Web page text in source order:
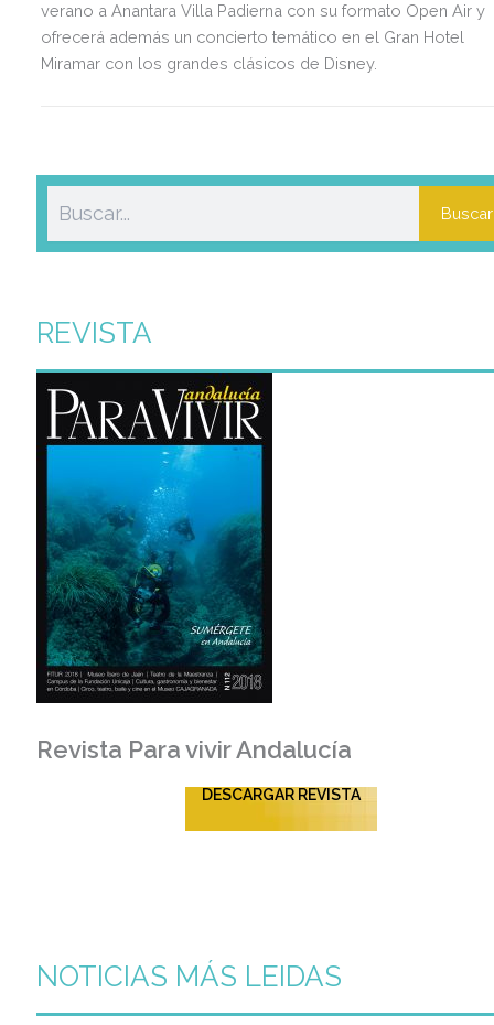
verano a Anantara Villa Padierna con su formato Open Air y
ofrecerá además un concierto temático en el Gran Hotel
Miramar con los grandes clásicos de Disney.
Buscar
REVISTA
Revista Para vivir Andalucía
DESCARGAR REVISTA
NOTICIAS MÁS LEIDAS